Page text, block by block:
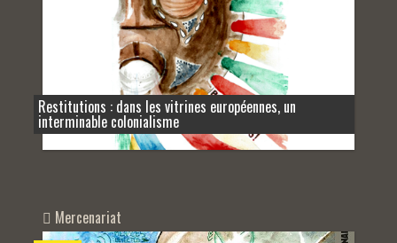
Restitutions : dans les vitrines européennes, un
interminable colonialisme
Mercenariat